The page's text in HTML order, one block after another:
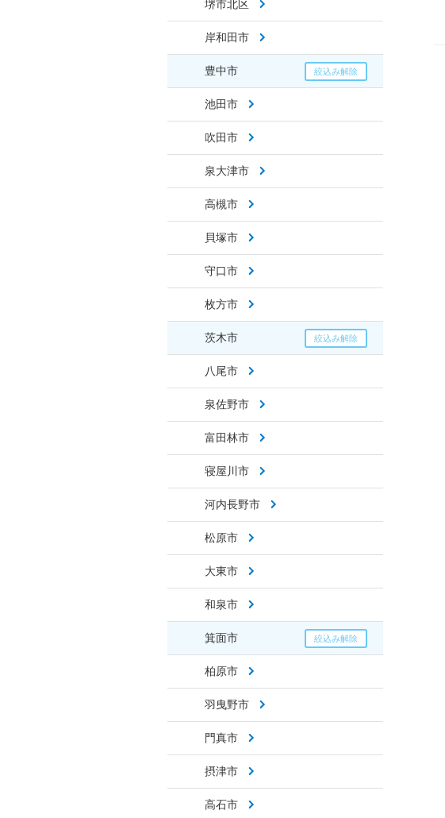
堺市北区
岸和田市
豊中市
池田市
吹田市
泉大津市
高槻市
貝塚市
守口市
枚方市
茨木市
八尾市
泉佐野市
富田林市
寝屋川市
河内長野市
松原市
大東市
和泉市
箕面市
柏原市
羽曳野市
門真市
摂津市
高石市